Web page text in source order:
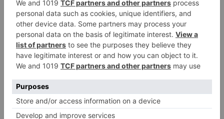
2
Villatoro da el primer paso para
dejar atrás su aislamiento con el
inicio de la senda peatonal y
ciclista
Un hombre de 80 años resulta
entre un turismo y un camión